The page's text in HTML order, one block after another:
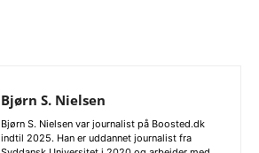
Bjørn S. Nielsen
Bjørn S. Nielsen var journalist på Boosted.dk
indtil 2025. Han er uddannet journalist fra